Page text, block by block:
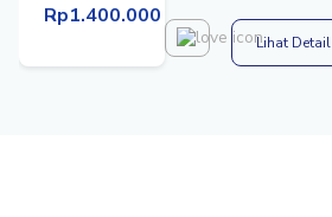
Rp1.400.000
Lihat Detail